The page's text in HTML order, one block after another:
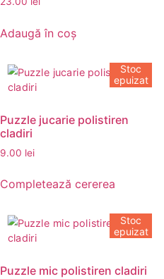
Adaugă în coș
Stoc
epuizat
Puzzle jucarie polistiren
cladiri
9.00 lei
Completează cererea
Stoc
epuizat
Puzzle mic polistiren cladiri